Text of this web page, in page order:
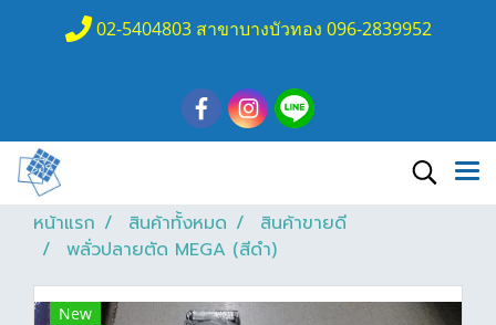
02-5404803 สาขาบางบัวทอง 096-2839952
หน้าแรก สินค้าทั้งหมด
สินค้าขายดี
พลั่วปลายตัด MEGA (สีดำ)
New